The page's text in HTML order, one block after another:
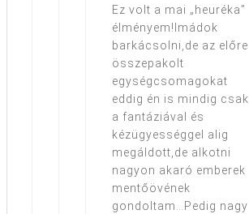
Ez volt a mai „heuréka”
élményem!Imádok
barkácsolni,de az előre
összepakolt
egységcsomagokat
eddig én is mindig csak
a fantáziával és
kézügyességgel alig
megáldott,de alkotni
nagyon akaró emberek
mentőövének
gondoltam…Pedig nagy